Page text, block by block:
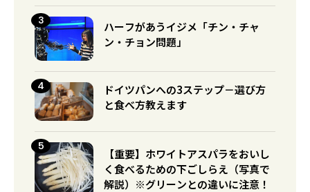
ハーフがあうイジメ「チン・チャ
ン・チョン問題」
ドイツパンへの3ステップ－選び方
と食べ方教えます
【重要】ホワイトアスパラをおいし
く食べるための下ごしらえ（写真で
解説）※グリーンとの違いに注意！